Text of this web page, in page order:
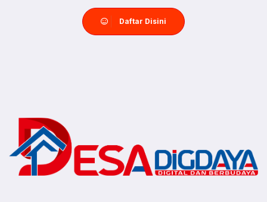
Daftar Disini